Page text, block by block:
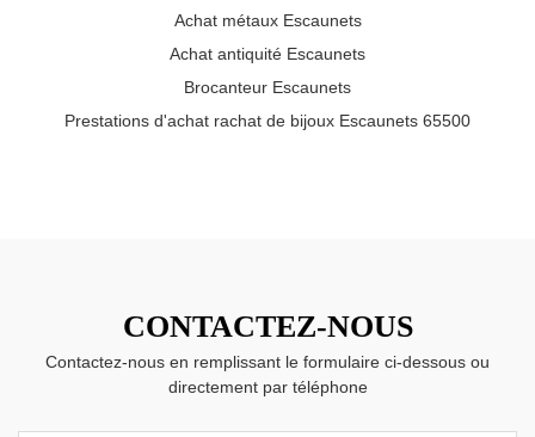
Achat métaux Escaunets
Achat antiquité Escaunets
Brocanteur Escaunets
Prestations d'achat rachat de bijoux Escaunets 65500
CONTACTEZ-NOUS
Contactez-nous en remplissant le formulaire ci-dessous ou
directement par téléphone